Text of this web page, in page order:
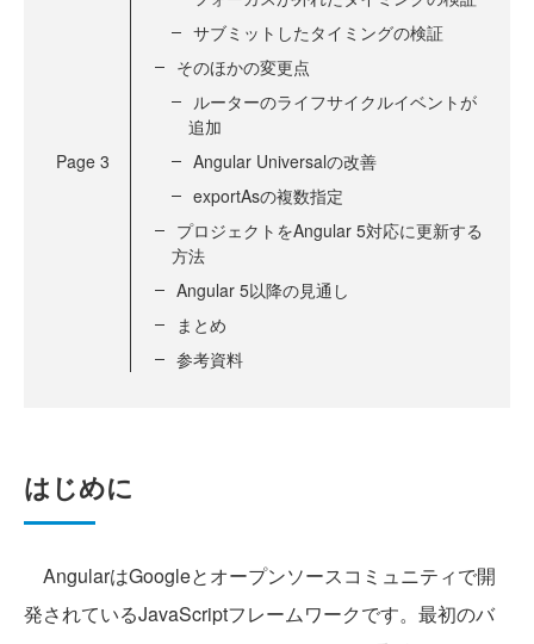
Page 3
サブミットしたタイミングの検証
そのほかの変更点
ルーターのライフサイクルイベントが
追加
Angular Universalの改善
exportAsの複数指定
プロジェクトをAngular 5対応に更新する
方法
Angular 5以降の見通し
まとめ
参考資料
はじめに
AngularはGoogleとオープンソースコミュニティで開
発されているJavaScriptフレームワークです。最初のバ